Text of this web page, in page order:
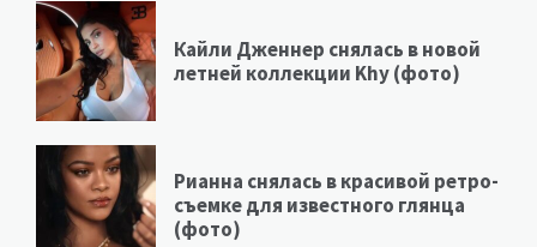
Кайли Дженнер снялась в новой
летней коллекции Khy (фото)
Рианна снялась в красивой ретро-
съемке для известного глянца
(фото)